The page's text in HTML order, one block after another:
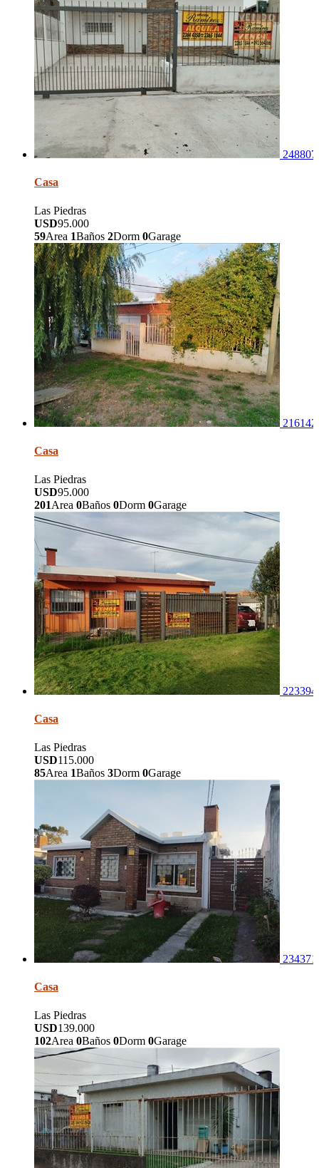
248807
Casa
Las Piedras
USD95.000
59Area 1Baños 2Dorm 0Garage
216142
Casa
Las Piedras
USD95.000
201Area 0Baños 0Dorm 0Garage
223394
Casa
Las Piedras
USD115.000
85Area 1Baños 3Dorm 0Garage
234371
Casa
Las Piedras
USD139.000
102Area 0Baños 0Dorm 0Garage